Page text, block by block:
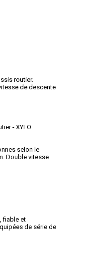
routier.
de descente
- XYLO
selon le
Double vitesse
fiable et
de série de